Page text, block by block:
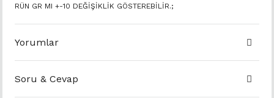
RÜN GR MI +-10 DEĞİŞİKLİK GÖSTEREBİLİR.;
Yorumlar
Soru & Cevap